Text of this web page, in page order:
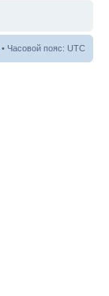
• Часовой пояс: UTC